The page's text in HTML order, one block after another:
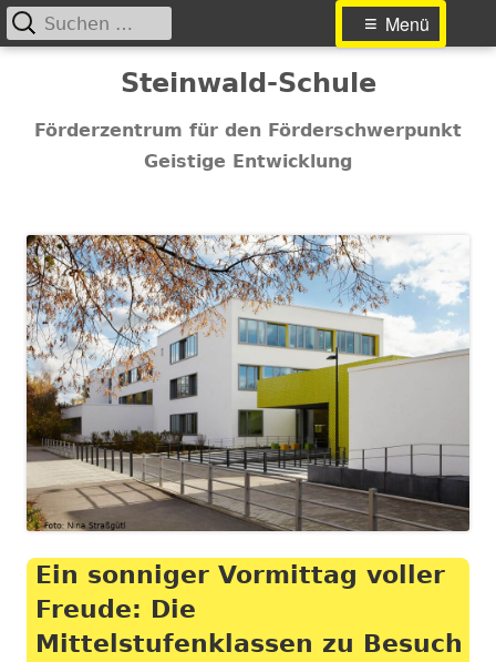
Inhalt
Steinwald-Schule
Förderzentrum für den Förderschwerpunkt
Geistige Entwicklung
Primäres
Menü
Suchen
nach:
Ein sonniger Vormittag voller
Freude: Die
Mittelstufenklassen zu Besuch